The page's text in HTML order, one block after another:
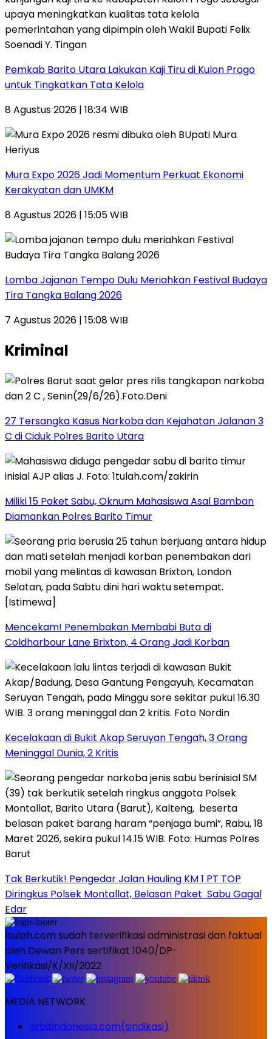
Pemkab Barito Utara Lakukan Kaji Tiru di Kulon Progo
untuk Tingkatkan Tata Kelola
8 Agustus 2026 | 18:34 WIB
Mura Expo 2026 Jadi Momentum Perkuat Ekonomi
Kerakyatan dan UMKM
8 Agustus 2026 | 15:05 WIB
Lomba Jajanan Tempo Dulu Meriahkan Festival Budaya
Tira Tangka Balang 2026
7 Agustus 2026 | 15:08 WIB
Kriminal
27 Tersangka Kasus Narkoba dan Kejahatan Jalanan 3
C di Ciduk Polres Barito Utara
Miliki 15 Paket Sabu, Oknum Mahasiswa Asal Bamban
Diamankan Polres Barito Timur
Mencekam! Penembakan Membabi Buta di
Coldharbour Lane Brixton, 4 Orang Jadi Korban
Kecelakaan di Bukit Akap Seruyan Tengah, 3 Orang
Meninggal Dunia, 2 Kritis
Tak Berkutik! Pengedar Jalan Hauling KM 1 PT TOP
Diringkus Polsek Montallat, Belasan Paket Sabu Gagal
Edar
1tulah.com sudah terverifikasi administrasi dan faktual
oleh Dewan Pers sertifikat 1040/DP-
Verifikasi/K/XII/2022
MEDIA NETWORK
orbitindonesia.com(sindikasi)